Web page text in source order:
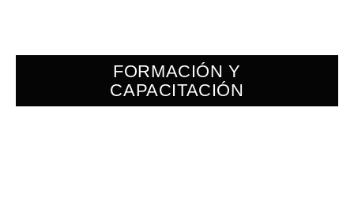
FORMACIÓN Y
CAPACITACIÓN